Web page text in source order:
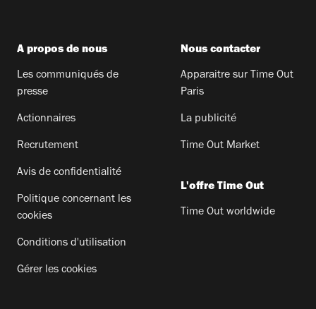
A propos de nous
Les communiqués de
presse
Actionnaires
Recrutement
Avis de confidentialité
Politique concernant les
cookies
Conditions d'utilisation
Gérer les cookies
Nous contacter
Apparaitre sur Time Out
Paris
La publicité
Time Out Market
L'offre Time Out
Time Out worldwide